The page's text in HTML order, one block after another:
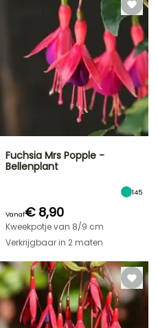
Fuchsia Mrs Popple -
Bellenplant
145
Vanaf€ 8,90
Kweekpotje van 8/9 cm
Verkrijgbaar in 2 maten